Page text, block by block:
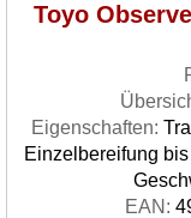
Toyo
Eigenschaften:
Einzelbereifung
EAN: